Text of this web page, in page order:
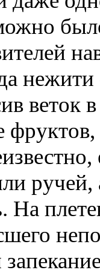
веток
ручей,
На